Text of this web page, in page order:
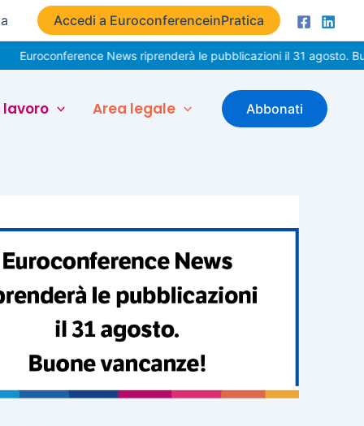
Accedi a EuroconferenceinPratica
News riprenderà le pubblicazioni il 31 agosto. Buone
lavoro Area legale Abbonati